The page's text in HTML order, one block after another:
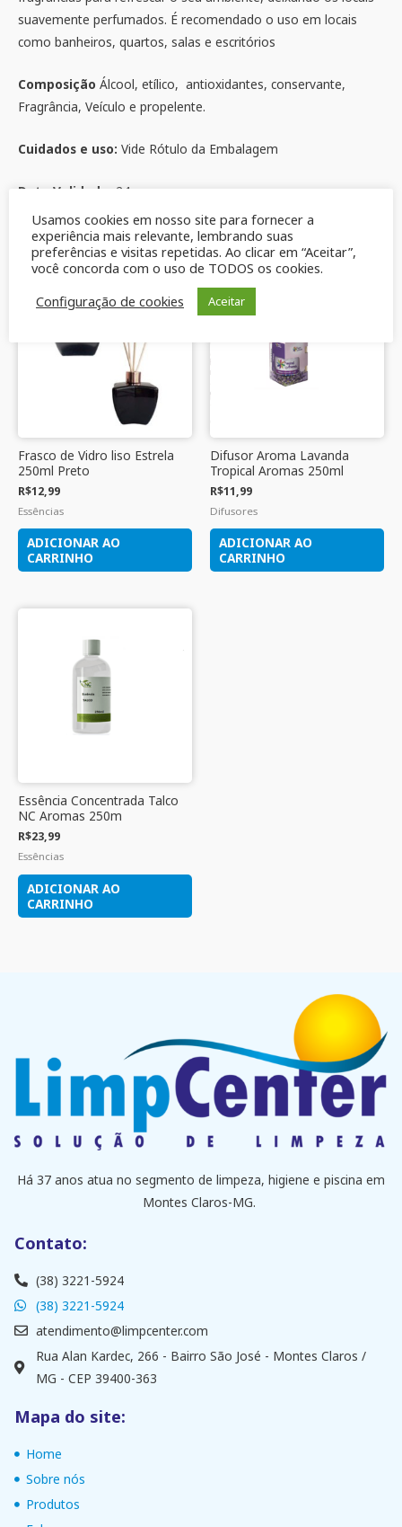
suavemente perfumados. É recomendado o uso em locais
como banheiros, quartos, salas e escritórios
Composição Álcool, etílico, antioxidantes, conservante,
Fragrância, Veículo e propelente.
Cuidados e uso: Vide Rótulo da Embalagem
Data Validade: 24 meses
Produtos relacionados
Frasco de Vidro liso Estrela
250ml Preto
R$12,99
Essências
ADICIONAR AO
CARRINHO
Difusor Aroma Lavanda
Tropical Aromas 250ml
R$11,99
Difusores
ADICIONAR AO
CARRINHO
Essência Concentrada Talco
NC Aromas 250m
R$23,99
Essências
ADICIONAR AO
CARRINHO
Há 37 anos atua no segmento de limpeza, higiene e piscina em
Montes Claros-MG.
Contato:
(38) 3221-5924
(38) 3221-5924
atendimento@limpcenter.com
Rua Alan Kardec, 266 - Bairro São José - Montes Claros /
MG - CEP 39400-363
Mapa do site:
Home
Sobre nós
Produtos
Usamos cookies em nosso site para fornecer a
experiência mais relevante, lembrando suas
preferências e visitas repetidas. Ao clicar em “Aceitar”,
você concorda com o uso de TODOS os cookies.
Configuração de cookies
Aceitar